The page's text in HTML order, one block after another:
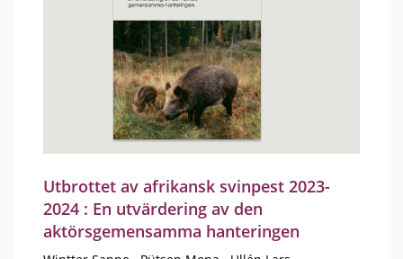
Utbrottet av afrikansk svinpest 2023-
2024 : En utvärdering av den
aktörsgemensamma hanteringen